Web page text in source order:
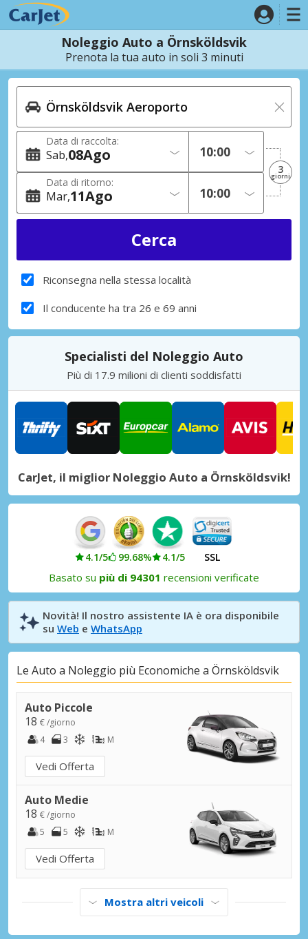
Noleggio Auto a Örnsköldsvik
Prenota la tua auto in soli 3 minuti
Data di raccolta:
Sab 08Ago
Data di ritorno:
Mar 11Ago
3
giorni
Riconsegna nella stessa località
Il conducente ha tra 26 e 69 anni
Specialisti del Noleggio Auto
Più di 17.9 milioni di clienti soddisfatti
CarJet, il miglior Noleggio Auto a Örnsköldsvik!
4.1/5 99.68% 4.1/5 SSL
Basato su più di 94301 recensioni verificate
Novità! Il nostro assistente IA è ora disponibile
su Web e WhatsApp
Le Auto a Noleggio più Economiche a Örnsköldsvik
Auto Piccole
18 € /giorno
4
3 M
Vedi Offerta
Auto Medie
18 € /giorno
5
5 M
Vedi Offerta
Mostra altri veicoli